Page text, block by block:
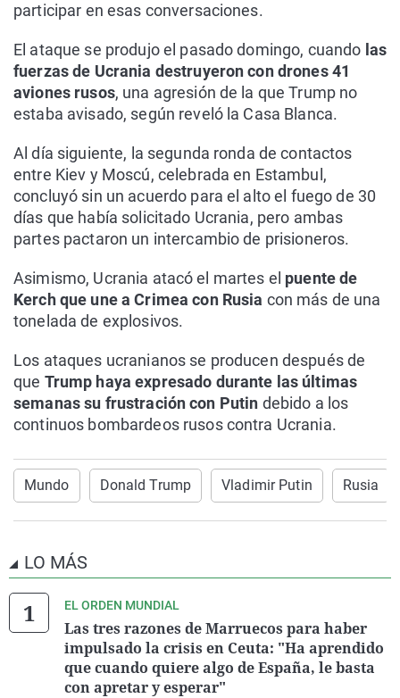
participar en esas conversaciones.
El ataque se produjo el pasado domingo, cuando las
fuerzas de Ucrania destruyeron con drones 41
aviones rusos, una agresión de la que Trump no
estaba avisado, según reveló la Casa Blanca.
Al día siguiente, la segunda ronda de contactos
entre Kiev y Moscú, celebrada en Estambul,
concluyó sin un acuerdo para el alto el fuego de 30
días que había solicitado Ucrania, pero ambas
partes pactaron un intercambio de prisioneros.
Asimismo, Ucrania atacó el martes el puente de
Kerch que une a Crimea con Rusia con más de una
tonelada de explosivos.
Los ataques ucranianos se producen después de
que Trump haya expresado durante las últimas
semanas su frustración con Putin debido a los
continuos bombardeos rusos contra Ucrania.
Mundo Donald Trump Vladimir Putin Rusia
LO MÁS
EL ORDEN MUNDIAL
Las tres razones de Marruecos para haber
impulsado la crisis en Ceuta: "Ha aprendido
que cuando quiere algo de España, le basta
con apretar y esperar"